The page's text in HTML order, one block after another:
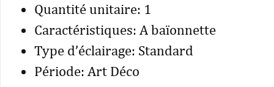
Quantité unitaire: 1
Caractéristiques: A baïonnette
Type d’éclairage: Standard
Période: Art Déco